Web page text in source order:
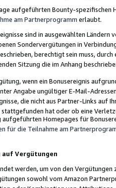
aufgeführten Bounty-spezifischen
am Partnerprogramm erlaubt.
sind in ausgewählten Ländern
Sondervergütungen in
berechtigt sein muss,
Sitzung die im Anhang
wenn ein Bonusereignis
Angabe ungültiger E-Mail-
die nicht aus Partner-Links auf
stattgefunden hat oder ob eine
aufgeführten Homepages für
für die Teilnahme am
auf Vergütungen
werden, um von den
sowohl vom Amazon